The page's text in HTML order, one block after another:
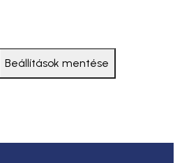
Beállítások mentése